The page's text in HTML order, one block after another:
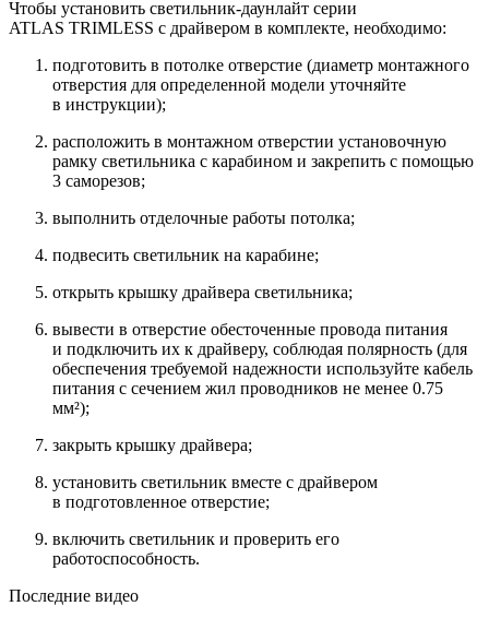
Чтобы установить светильник-даунлайт серии
ATLAS TRIMLESS с драйвером в комплекте, необходимо:
подготовить в потолке отверстие (диаметр монтажного
отверстия для определенной модели уточняйте
в инструкции);
расположить в монтажном отверстии установочную
рамку светильника с карабином и закрепить с помощью
3 саморезов;
выполнить отделочные работы потолка;
подвесить светильник на карабине;
открыть крышку драйвера светильника;
вывести в отверстие обесточенные провода питания
и подключить их к драйверу, соблюдая полярность (для
обеспечения требуемой надежности используйте кабель
питания с сечением жил проводников не менее 0.75
мм²);
закрыть крышку драйвера;
установить светильник вместе с драйвером
в подготовленное отверстие;
включить светильник и проверить его
работоспособность.
Последние видео